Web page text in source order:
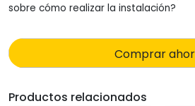
sobre cómo realizar la instalación?
Comprar
Productos relacionados